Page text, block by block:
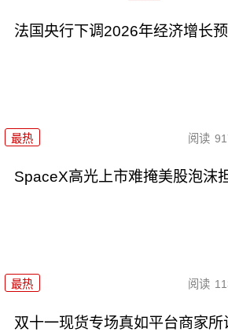
法国央行下调2026年经济增长
最热 阅读
SpaceX高光上市难掩美股泡沫
最热 阅读
双十一现货专场真如平台商家所